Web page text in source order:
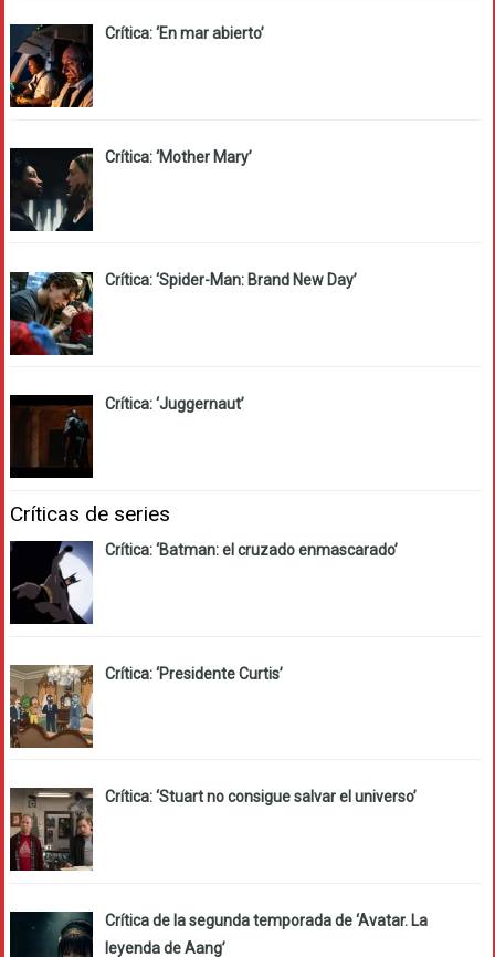
Crítica: ‘En mar abierto’
Crítica: ‘Mother Mary’
Crítica: ‘Spider-Man: Brand New Day’
Crítica: ‘Juggernaut’
Críticas de series
Crítica: ‘Batman: el cruzado enmascarado’
Crítica: ‘Presidente Curtis’
Crítica: ‘Stuart no consigue salvar el universo’
Crítica de la segunda temporada de ‘Avatar. La
leyenda de Aang’